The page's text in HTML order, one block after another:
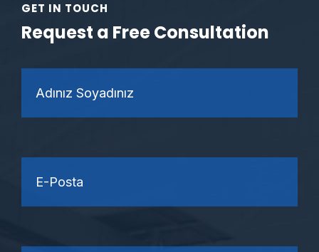
GET IN TOUCH
Request a Free Consultation